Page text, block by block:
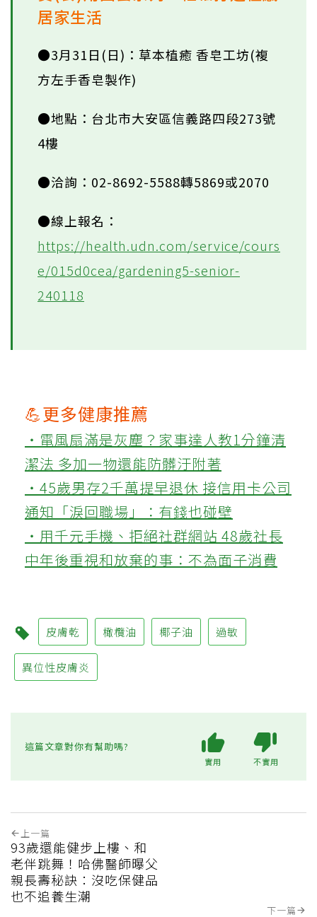
居家生活
●3月31日(日)：草本植癒 香皂工坊(複
方左手香皂製作)
●地點：台北市大安區信義路四段273號
4樓
●洽詢：02-8692-5588轉5869或2070
●線上報名：
https://health.udn.com/service/cours
e/015d0cea/gardening5-senior-
240118
💪更多健康推薦
‧電風扇滿是灰塵？家事達人教1分鐘清
潔法 多加一物還能防髒汙附著
‧45歲男存2千萬提早退休 接信用卡公司
通知「淚回職場」：有錢也碰壁
‧用千元手機、拒絕社群網站 48歲社長
中年後重視和放棄的事：不為面子消費
皮膚乾 橄欖油 椰子油 過敏
異位性皮膚炎
這篇文章對你有幫助嗎?
實用 不實用
上一篇
93歲還能健步上樓、和
老伴跳舞！哈佛醫師曝父
親長壽秘訣：沒吃保健品
也不追養生潮
下一篇